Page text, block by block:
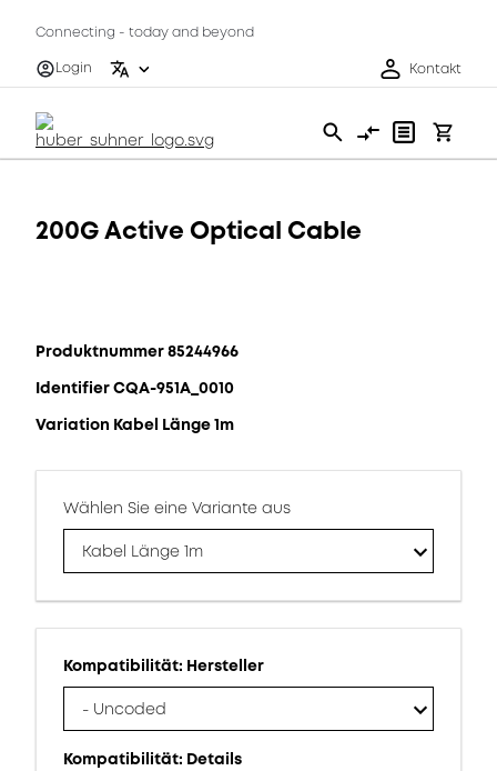
Connecting - today and beyond
Login
Kontakt
200G Active Optical Cable
Produktnummer 85244966
Identifier CQA-951A_0010
Variation Kabel Länge 1m
Wählen Sie eine Variante aus
Kabel Länge 1m
Kompatibilität: Hersteller
- Uncoded
Kompatibilität: Details